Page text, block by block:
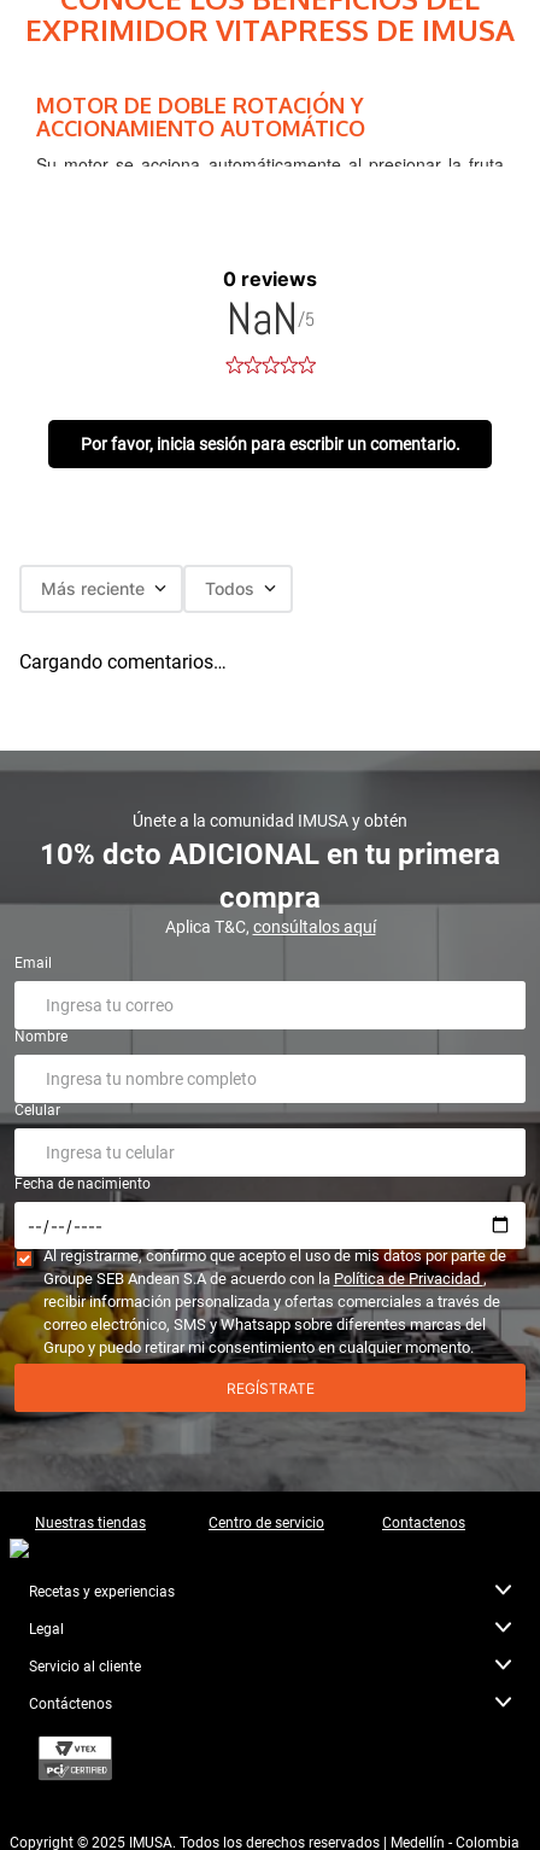
0 reviews
NaN/5
Por favor, inicia sesión para escribir un comentario.
Más reciente Todos
Cargando comentarios…
Únete a la comunidad IMUSA y obtén
10% dcto ADICIONAL en tu primera
compra
Aplica T&C, consúltalos aquí
Email
Nombre
Celular
Fecha de nacimiento
Al registrarme, confirmo que acepto el uso de mis datos por parte de
Groupe SEB Andean S.A de acuerdo con la Política de Privacidad,
recibir información personalizada y ofertas comerciales a través de
correo electrónico, SMS y Whatsapp sobre diferentes marcas del
Grupo y puedo retirar mi consentimiento en cualquier momento.
REGÍSTRATE
Nuestras tiendas Centro de servicio Contactenos
Recetas y experiencias
Legal
Servicio al cliente
Contáctenos
Copyright © 2025 IMUSA. Todos los derechos reservados | Medellín - Colombia